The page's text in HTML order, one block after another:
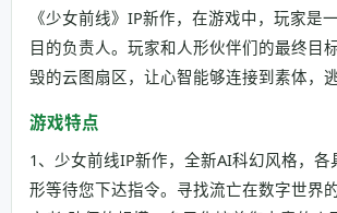
《少女前线》IP新作，在游戏中，玩家是
目的负责人。玩家和人形伙伴们的最终目
毁的云图扇区，让心智能够连接到素体，
游戏特点
1、少女前线IP新作，全新AI科幻风格，各
形等待您下达指令。寻找流亡在数字世界